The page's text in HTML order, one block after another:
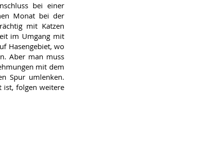
bei einer
Monat bei der
mit Katzen
im Umgang mit
Hasengebiet, wo
Aber man muss
mit dem
Spur umlenken.
ist, folgen weitere